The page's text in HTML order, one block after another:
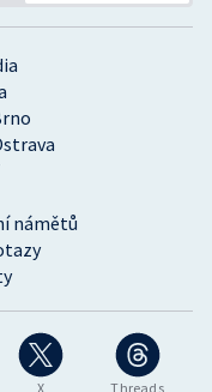
X Threads
námětů